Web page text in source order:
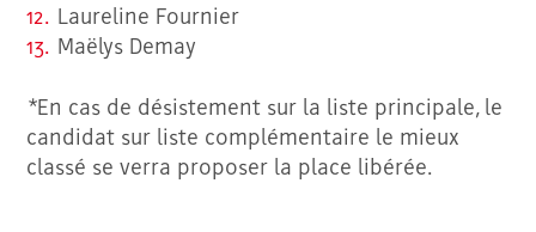
Laureline Fournier
Maëlys Demay
*En cas de désistement sur la liste principale, le
candidat sur liste complémentaire le mieux
classé se verra proposer la place libérée.